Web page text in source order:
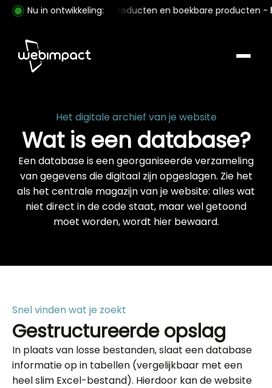
Nu in ontwikkeling:
met download/fysieke producten en boekbare producten -
Het digitale archief van je website
Wat is een database?
Een database is een georganiseerde verzameling
van gegevens die digitaal zijn opgeslagen. Zie het
als het centrale magazijn van je website: alles wat
niet direct in de code staat, maar wel getoond
moet worden, wordt hier bewaard.
Snel vinden wat je zoekt
Gestructureerde opslag
In plaats van losse bestanden, slaat een database
informatie op in tabellen (vergelijkbaar met een
heel slim Excel-bestand). Hierdoor kan de website